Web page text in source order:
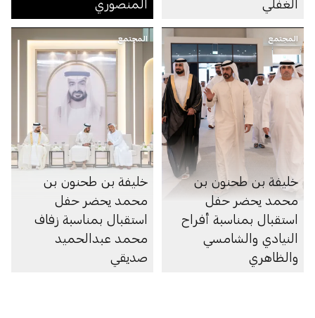
الغفلي
المنصوري
المجتمع
خليفة بن طحنون بن
محمد يحضر حفل
استقبال بمناسبة أفراح
النيادي والشامسي
والظاهري
المجتمع
خليفة بن طحنون بن
محمد يحضر حفل
استقبال بمناسبة زفاف
محمد عبدالحميد
صديقي